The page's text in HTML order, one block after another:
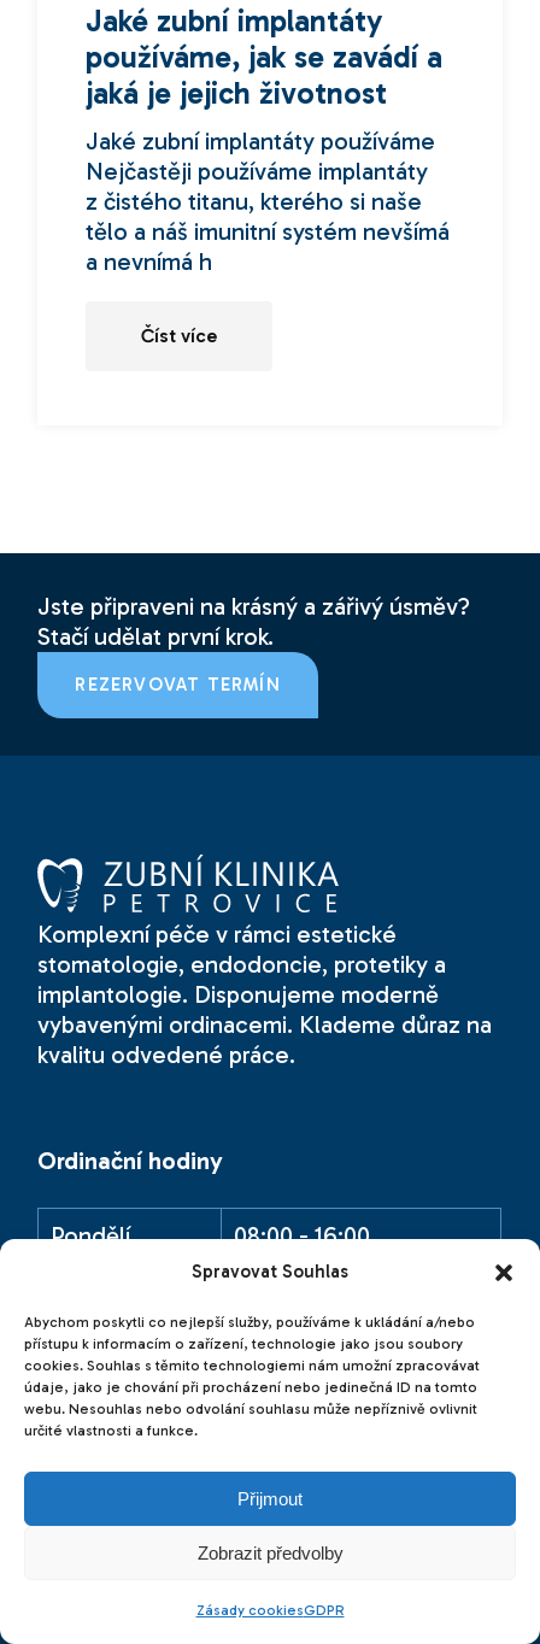
Spravovat Souhlas
Abychom poskytli co nejlepší služby, používáme k ukládání a/nebo
přístupu k informacím o zařízení, technologie jako jsou soubory
cookies. Souhlas s těmito technologiemi nám umožní zpracovávat
údaje, jako je chování při procházení nebo jedinečná ID na tomto
webu. Nesouhlas nebo odvolání souhlasu může nepříznivě ovlivnit
určité vlastnosti a funkce.
Přijmout
Zobrazit předvolby
Zásady cookiesGDPR
Jaké zubní implantáty
používáme, jak se zavádí a
jaká je jejich životnost
Jaké zubní implantáty používáme
Nejčastěji používáme implantáty
z čistého titanu, kterého si naše
tělo a náš imunitní systém nevšímá
a nevnímá h
Číst více
Jste připraveni na krásný a zářivý úsměv?
Stačí udělat první krok.
REZERVOVAT TERMÍN
Komplexní péče v rámci estetické
stomatologie, endodoncie, protetiky a
implantologie. Disponujeme moderně
vybavenými ordinacemi. Klademe důraz na
kvalitu odvedené práce.
Ordinační hodiny
Pondělí
08:00 - 16:00
Středa
08:00 - 16:00
Čtvrtek
08:00 - 16:00
Zavřeno
Zavřeno